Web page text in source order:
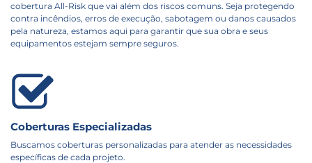
cobertura All-Risk que vai além dos riscos comuns. Seja protegendo
contra incêndios, erros de execução, sabotagem ou danos causados
pela natureza, estamos aqui para garantir que sua obra e seus
equipamentos estejam sempre seguros.
Coberturas Especializadas
Buscamos coberturas personalizadas para atender as necessidades
específicas de cada projeto.